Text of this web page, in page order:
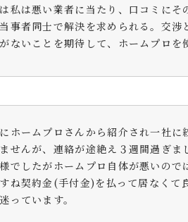
私は悪い業者に当たり、口コミにそ
事者同士で解決を求められる。交
ないことを期待して、ホームプロを
ホームプロさんから紹介され一社
せんが、連絡が途絶え３週間過ぎ
でしたがホームプロ自体が悪いの
ね契約金(手付金)を払って居なくて
っています。